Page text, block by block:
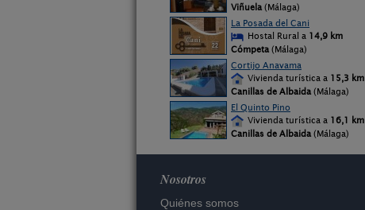
Viñuela (Málaga)
La Posada del Cani
Hostal Rural a 14,9 km
Cómpeta (Málaga)
Cortijo Anavama
Vivienda turística a 15,3 km
Canillas de Albaida (Málaga)
El Quinto Pino
Vivienda turística a 16,1 km
Canillas de Albaida (Málaga)
Nosotros
Quiénes somos